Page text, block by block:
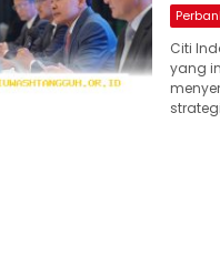
Citi
yang